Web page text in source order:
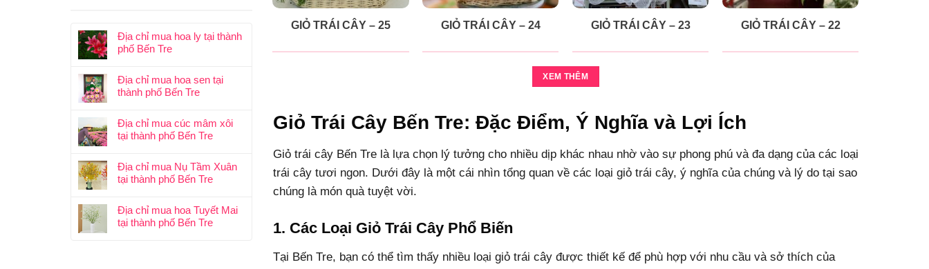
Địa chỉ mua hoa ly tại thành
phố Bến Tre
Địa chỉ mua hoa sen tại
thành phố Bến Tre
Địa chỉ mua cúc mâm xôi
tại thành phố Bến Tre
Địa chỉ mua Nụ Tầm Xuân
tại thành phố Bến Tre
Địa chỉ mua hoa Tuyết Mai
tại thành phố Bến Tre
GIỎ TRÁI CÂY – 25 GIỎ TRÁI CÂY – 24 GIỎ TRÁI CÂY – 23 GIỎ TRÁI CÂY – 22
XEM THÊM
Giỏ Trái Cây Bến Tre: Đặc Điểm, Ý Nghĩa và Lợi Ích
Giỏ trái cây Bến Tre là lựa chọn lý tưởng cho nhiều dịp khác nhau nhờ vào sự phong phú và đa dạng của các loại
trái cây tươi ngon. Dưới đây là một cái nhìn tổng quan về các loại giỏ trái cây, ý nghĩa của chúng và lý do tại sao
chúng là món quà tuyệt vời.
1. Các Loại Giỏ Trái Cây Phổ Biến
Tại Bến Tre, bạn có thể tìm thấy nhiều loại giỏ trái cây được thiết kế để phù hợp với nhu cầu và sở thích của